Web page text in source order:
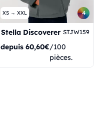
XS → XXL 4
Stella Discoverer STJW159
depuis 60,60€/100
pièces.